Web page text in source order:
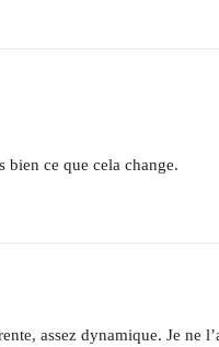
bien ce que cela change.
assez dynamique. Je ne